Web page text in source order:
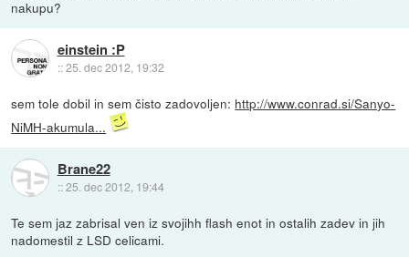
nakupu?
einstein :P
::25. dec 2012, 19:32
sem tole dobil in sem čisto zadovoljen: http://www.conrad.si/Sanyo-
NiMH-akumula...
Brane22
::25. dec 2012, 19:44
Te sem jaz zabrisal ven iz svojihh flash enot in ostalih zadev in jih
nadomestil z LSD celicami.